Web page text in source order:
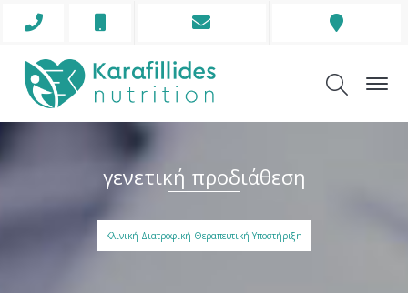
Phone
Envelope
Address
γενετική προδιάθεση
Κλινική Διατροφική Θεραπευτική Υποστήριξη